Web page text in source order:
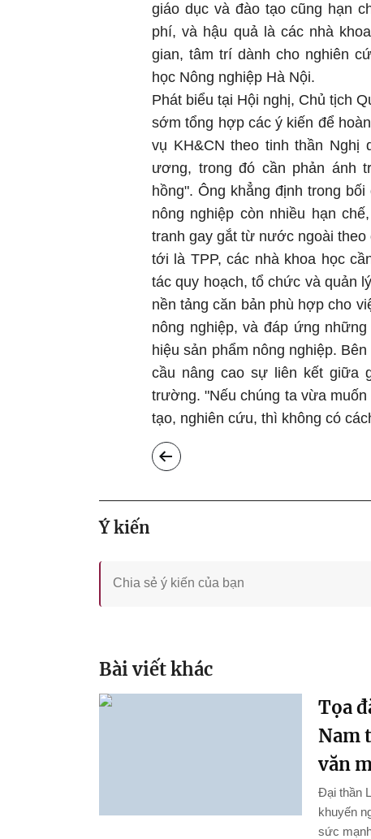
giáo dục và đào tạo cũng hạn
phí, và hậu quả là các nhà
gian, tâm trí dành cho nghiên
học Nông nghiệp Hà Nội.
Phát biểu tại Hội nghị, Chủ tịch
sớm tổng hợp các ý kiến để
vụ KH&CN theo tinh thần Nghị
ương, trong đó cần phản ánh
hồng". Ông khẳng định trong
nông nghiệp còn nhiều hạn
tranh gay gắt từ nước ngoài
tới là TPP, các nhà khoa học
tác quy hoạch, tổ chức và quản
nền tảng căn bản phù hợp cho
nông nghiệp, và đáp ứng
hiệu sản phẩm nông nghiệp.
cầu nâng cao sự liên kết giữa
trường. "Nếu chúng ta vừa
tạo, nghiên cứu, thì không có
Ý kiến
Bài viết khác
Tọa
Nam
văn
Đại thần
khuyến
sức